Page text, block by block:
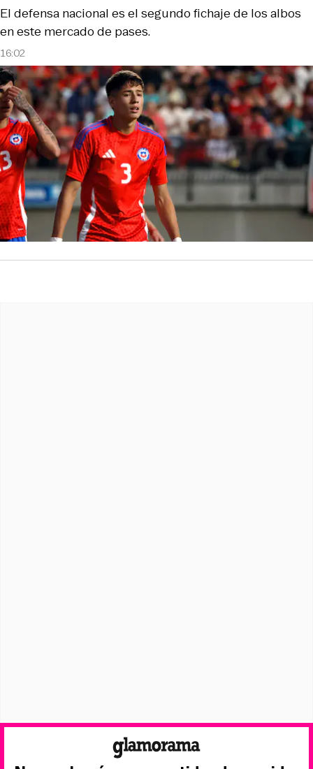
16:02
El defensa nacional es el segundo fichaje de los albos
en este mercado de pases.